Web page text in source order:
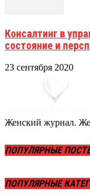
Консалтинг в
состояние и
23 сентября 2020
Женский журнал.
ПОПУЛЯРНЫЕ
ПОПУЛЯРНЫЕ